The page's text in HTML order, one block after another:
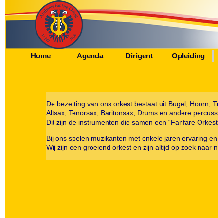
Home Agenda Dirigent Opleiding
De bezetting van ons orkest bestaat uit Bugel, Hoorn,
Altsax, Tenorsax, Baritonsax, Drums en andere
Dit zijn de instrumenten die samen een “Fanfare
Bij ons spelen muzikanten met enkele jaren ervaring
Wij zijn een groeiend orkest en zijn altijd op zoek naar